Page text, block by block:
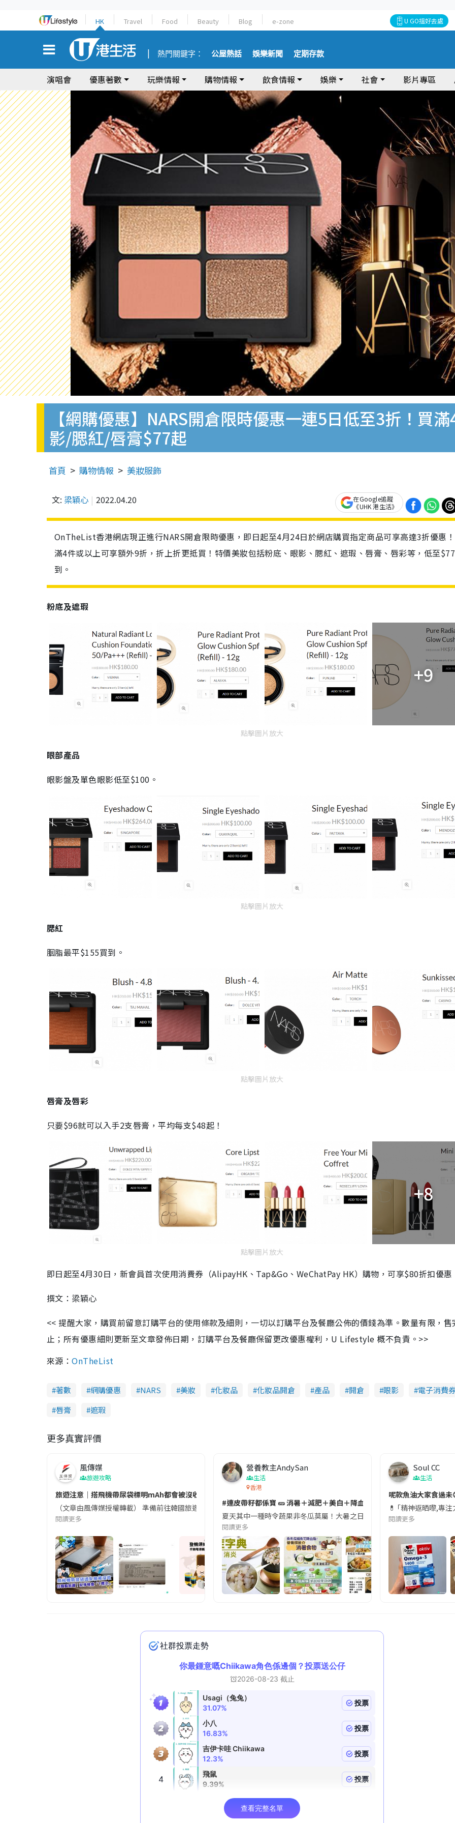
HK Travel Food Beauty Blog e-zone U GO搵好去處
熱門關鍵字： 公屋熱話 娛樂新聞 定期存款
演唱會 優惠著數 玩樂情報 購物情報 飲食情報 娛樂 社會 影片專區
【網購優惠】NARS開倉限時優惠一連5日低至3折！買
影/腮紅/唇膏$77起
首頁 購物情報 美妝服飾
文: 梁穎心 2022.04.20
在Google追蹤
《UHK 港生活》
OnTheList香港網店現正進行NARS開倉限時優惠，即日起至4月24日於網店購買指定商品可享高達3折優惠
滿4件或以上可享額外9折，折上折更抵買！特價美妝包括粉底、眼影、腮紅、遮瑕、唇膏、唇彩等，低至
到。
粉底及遮瑕
+9
點擊圖片放大
眼部產品
眼影盤及單色眼影低至$100。
點擊圖片放大
腮紅
胭脂最平$155買到。
點擊圖片放大
唇膏及唇彩
只要$96就可以入手2支唇膏，平均每支$48起！
+8
點擊圖片放大
即日起至4月30日，新會員首次使用消費券（AlipayHK、Tap&Go、WeChatPay HK）購物，可享$80折扣優惠
撰文：梁穎心
<< 提醒大家，購買前留意訂購平台的使用條款及細則，一切以訂購平台及餐廳公佈的價錢為準。數量有限，售
止；所有優惠細則更新至文章發佈日期，訂購平台及餐廳保留更改優惠權利，U Lifestyle 概不負責。>>
來源：OnTheList
著數 網購優惠 NARS 美妝 化妝品 化妝品開倉 產品 開倉 眼影
電子消費
唇膏
遮瑕
更多真實評價
風傳媒
旅遊攻略
旅遊注意｜搭飛機帶尿袋標明mAh都會被沒收😱出發前切記檢查「1標示」🚨
（文章由風傳媒授權轉載） 準備前往韓國旅遊的民眾，近期要特別留意隨身行李中的行動電源。一名旅客日前在機場安檢
閱讀更多
營養教主AndySan
生活
香港
#連皮帶籽都係寶 🥒 消暑＋減肥＋美白＋降血脂
夏天其中一種時令蔬果非冬瓜莫屬！大暑之日，點都要飲碗冬瓜湯消暑
閱讀更多
Soul CC
生活
呢款魚油大家食過未
💊 ｢精神返晒嚟,專
閱讀更多